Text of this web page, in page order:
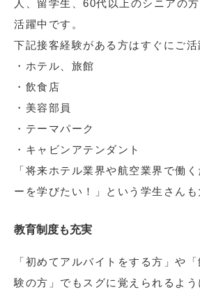
人、留学生、60代以上のシニアの
活躍中です。
下記接客経験がある方はすぐにご活
・ホテル、旅館
・飲食店
・美容部員
・テーマパーク
・キャビンアテンダント
「将来ホテル業界や航空業界で働
ーを学びたい！」という学生さんも
教育制度も充実
「初めてアルバイトをする方」や
験の方」でもスグに覚えられるよ